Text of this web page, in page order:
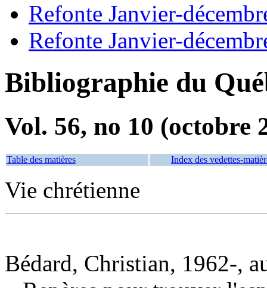
Refonte Janvier-
Refonte Janvier-
Bibliographie du
Vol. 56, no 10 (octobre
Table des matières Index des vedettes-
Vie chrétienne
Bédard, Christian, 1962-,